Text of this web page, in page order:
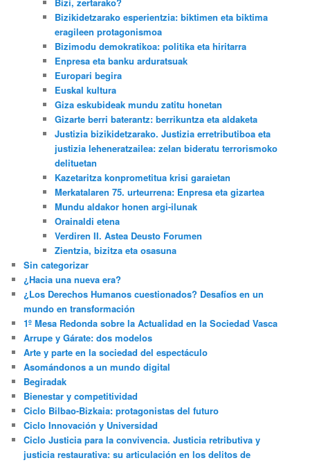
Bizikidetzarako esperientzia: biktimen eta biktima
eragileen protagonismoa
Bizimodu demokratikoa: politika eta hiritarra
Enpresa eta banku arduratsuak
Europari begira
Euskal kultura
Giza eskubideak mundu zatitu honetan
Gizarte berri baterantz: berrikuntza eta aldaketa
Justizia bizikidetzarako. Justizia erretributiboa eta
justizia leheneratzailea: zelan bideratu terrorismoko
delituetan
Kazetaritza konprometitua krisi garaietan
Merkatalaren 75. urteurrena: Enpresa eta gizartea
Mundu aldakor honen argi-ilunak
Orainaldi etena
Verdiren II. Astea Deusto Forumen
Zientzia, bizitza eta osasuna
Sin categorizar
¿Hacia una nueva era?
¿Los Derechos Humanos cuestionados? Desafíos en un
mundo en transformación
1º Mesa Redonda sobre la Actualidad en la Sociedad Vasca
Arrupe y Gárate: dos modelos
Arte y parte en la sociedad del espectáculo
Asomándonos a un mundo digital
Begiradak
Bienestar y competitividad
Ciclo Bilbao-Bizkaia: protagonistas del futuro
Ciclo Innovación y Universidad
Ciclo Justicia para la convivencia. Justicia retributiva y
justicia restaurativa: su articulación en los delitos de